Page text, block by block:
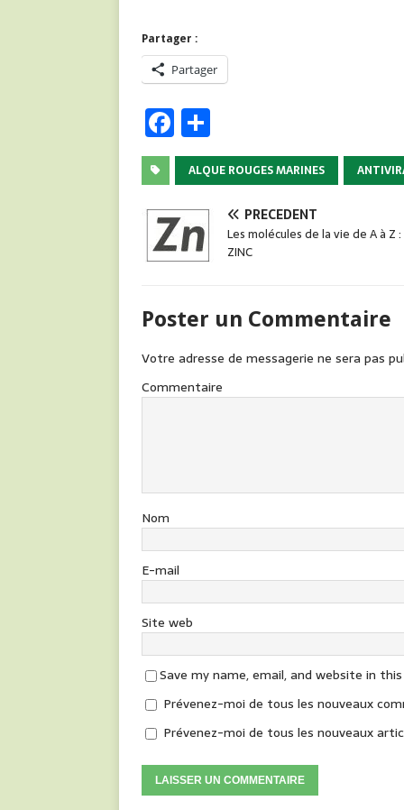
Partager :
Partager
F
a
c
e
b
o
k
ar
ta
er
ALQUE ROUGES MARINES
PRÉCÉDENT
Les molécules de la vie de A à Z :
ZINC
Poster un Commentaire
Votre adresse de messagerie ne sera pas
Commentaire
Nom
E-mail
Site web
Save my name, email, and website in
Prévenez-moi de tous les nouveaux
Prévenez-moi de tous les nouveaux